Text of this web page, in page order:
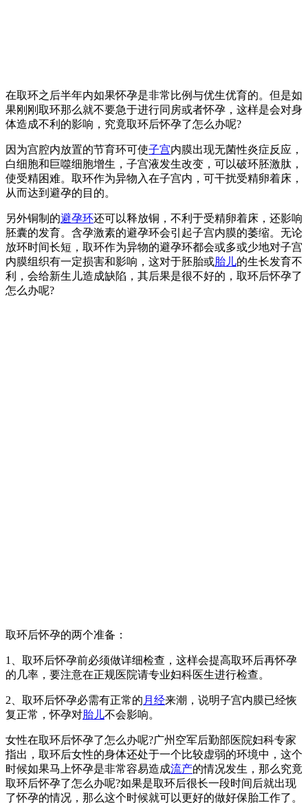
在取环之后半年内如果怀孕是非常比例与优生优育的。但是如
果刚刚取环那么就不要急于进行同房或者怀孕，这样是会对身
体造成不利的影响，究竟取环后怀孕了怎么办呢?
因为宫腔内放置的节育环可使子宫内膜出现无菌性炎症反应，
白细胞和巨噬细胞增生，子宫液发生改变，可以破环胚激肽，
使受精困难。取环作为异物入在子宫内，可干扰受精卵着床，
从而达到避孕的目的。
另外铜制的避孕环还可以释放铜，不利于受精卵着床，还影响
胚囊的发育。含孕激素的避孕环会引起子宫内膜的萎缩。无论
放环时间长短，取环作为异物的避孕环都会或多或少地对子宫
内膜组织有一定损害和影响，这对于胚胎或胎儿的生长发育不
利，会给新生儿造成缺陷，其后果是很不好的，取环后怀孕了
怎么办呢?
取环后怀孕的两个准备：
1、取环后怀孕前必须做详细检查，这样会提高取环后再怀孕
的几率，要注意在正规医院请专业妇科医生进行检查。
2、取环后怀孕必需有正常的 月经来潮，说明子宫内膜已经恢
复正常，怀孕对胎儿不会影响。
女性在取环后怀孕了怎么办呢?广州空军后勤部医院妇科专家
指出，取环后女性的身体还处于一个比较虚弱的环境中，这个
时候如果马上怀孕是非常容易造成流产的情况发生，那么究竟
取环后怀孕了怎么办呢?如果是取环后很长一段时间后就出现
了怀孕的情况，那么这个时候就可以更好的做好保胎工作了。